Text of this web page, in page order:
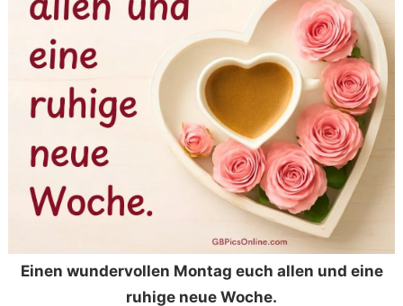
Einen wundervollen Montag euch allen und eine
ruhige neue Woche.